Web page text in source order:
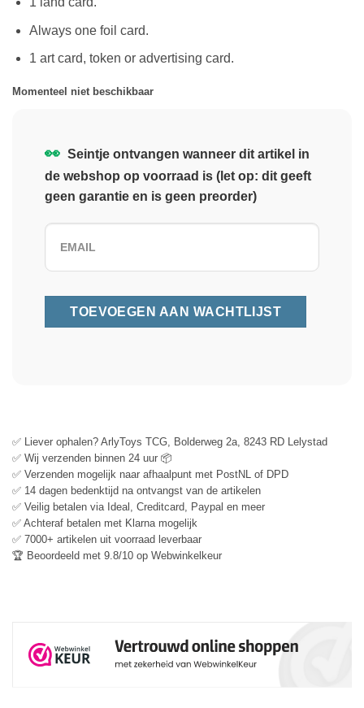
Always one foil card.
1 art card, token or advertising card.
Momenteel niet beschikbaar
👀 Seintje ontvangen wanneer dit artikel in
de webshop op voorraad is (let op: dit geeft
geen garantie en is geen preorder)
✅ Liever ophalen? ArlyToys TCG, Bolderweg 2a, 8243 RD Lelystad
✅ Wij verzenden binnen 24 uur 📦
✅ Verzenden mogelijk naar afhaalpunt met PostNL of DPD
✅ 14 dagen bedenktijd na ontvangst van de artikelen
✅ Veilig betalen via Ideal, Creditcard, Paypal en meer
✅ Achteraf betalen met Klarna mogelijk
✅ 7000+ artikelen uit voorraad leverbaar
🏆 Beoordeeld met 9.8/10 op Webwinkelkeur